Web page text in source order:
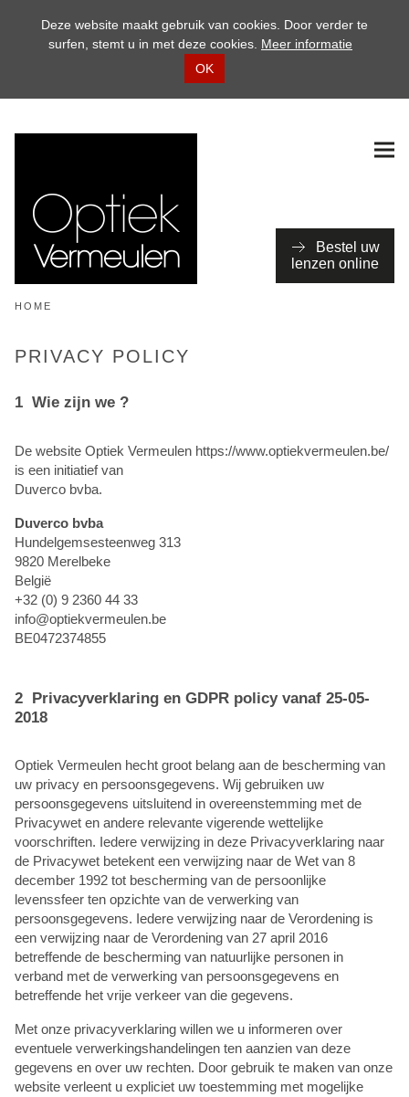
Deze website maakt gebruik van cookies. Door verder te
surfen, stemt u in met deze cookies. Meer informatie
OK
Bestel uw
lenzen online
HOME
PRIVACY POLICY
1 Wie zijn we ?
De website Optiek Vermeulen https://www.optiekvermeulen.be/
is een initiatief van
Duverco bvba.
Duverco bvba
Hundelgemsesteenweg 313
9820 Merelbeke
België
+32 (0) 9 2360 44 33
info@optiekvermeulen.be
BE0472374855
2 Privacyverklaring en GDPR policy vanaf 25-05-
2018
Optiek Vermeulen hecht groot belang aan de bescherming van
uw privacy en persoonsgegevens. Wij gebruiken uw
persoonsgegevens uitsluitend in overeenstemming met de
Privacywet en andere relevante vigerende wettelijke
voorschriften. Iedere verwijzing in deze Privacyverklaring naar
de Privacywet betekent een verwijzing naar de Wet van 8
december 1992 tot bescherming van de persoonlijke
levenssfeer ten opzichte van de verwerking van
persoonsgegevens. Iedere verwijzing naar de Verordening is
een verwijzing naar de Verordening van 27 april 2016
betreffende de bescherming van natuurlijke personen in
verband met de verwerking van persoonsgegevens en
betreffende het vrije verkeer van die gegevens.
Met onze privacyverklaring willen we u informeren over
eventuele verwerkingshandelingen ten aanzien van deze
gegevens en over uw rechten. Door gebruik te maken van onze
website verleent u expliciet uw toestemming met mogelijke